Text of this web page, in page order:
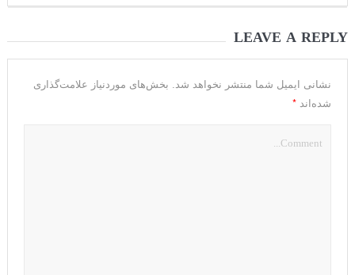
LEAVE A REPLY
نشانی ایمیل شما منتشر نخواهد شد. بخش‌های موردنیاز علامت‌گذاری
شده‌اند *